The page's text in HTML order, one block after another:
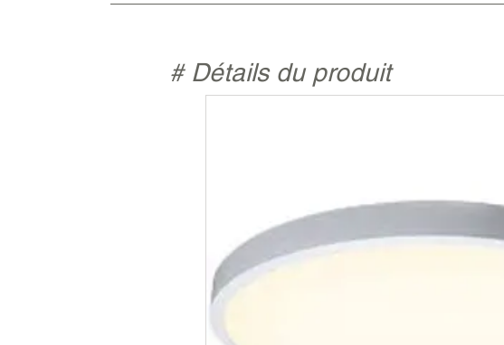
# Détails du produit